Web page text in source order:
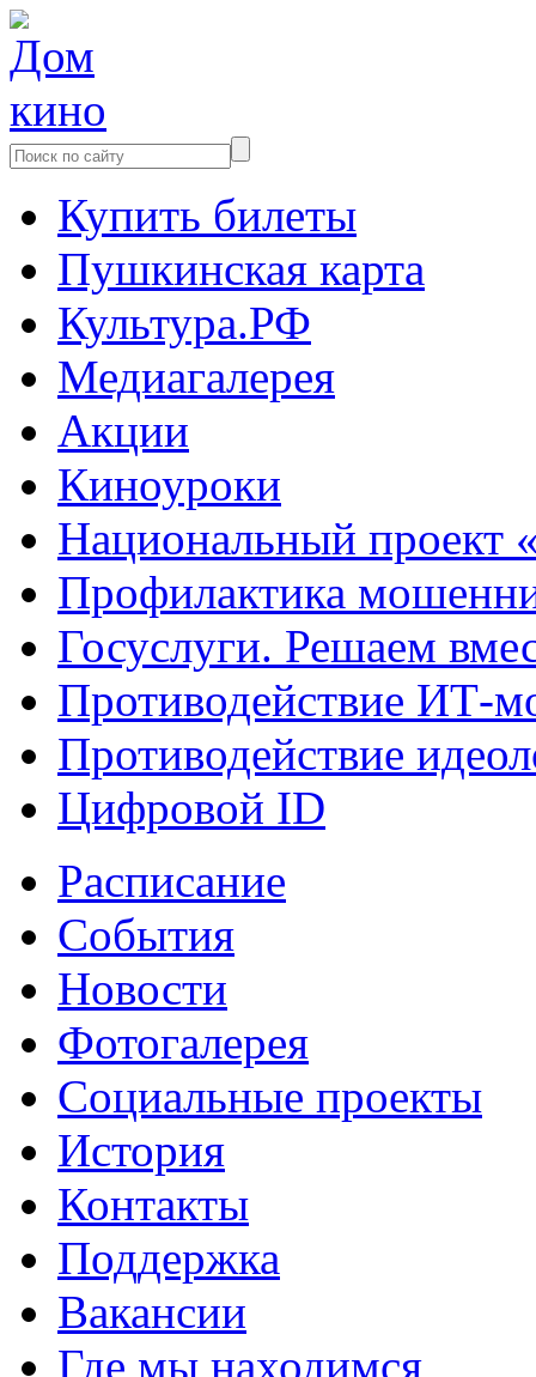
Купить билеты
Пушкинская карта
Культура.РФ
Медиагалерея
Акции
Киноуроки
Национальный проект
Профилактика
Госуслуги. Решаем
Противодействие ИТ-
Противодействие
Цифровой ID
Расписание
События
Новости
Фотогалерея
Социальные проекты
История
Контакты
Поддержка
Вакансии
Где мы находимся